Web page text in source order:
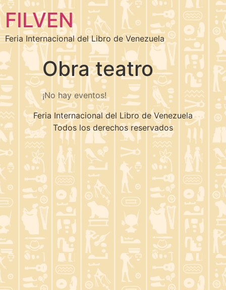
FILVEN
Feria Internacional del Libro de Venezuela
Obra teatro
¡No hay eventos!
Feria Internacional del Libro de Venezuela
Todos los derechos reservados